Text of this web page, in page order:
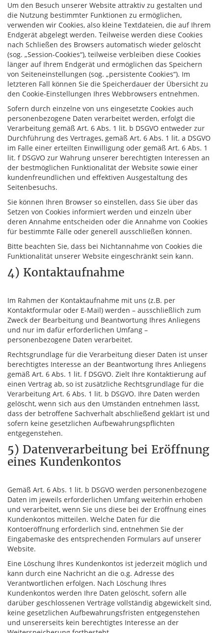
Um den Besuch unserer Website attraktiv zu gestalten und
die Nutzung bestimmter Funktionen zu ermöglichen,
verwenden wir Cookies, also kleine Textdateien, die auf Ihrem
Endgerät abgelegt werden. Teilweise werden diese Cookies
nach Schließen des Browsers automatisch wieder gelöscht
(sog. „Session-Cookies“), teilweise verbleiben diese Cookies
länger auf Ihrem Endgerät und ermöglichen das Speichern
von Seiteneinstellungen (sog. „persistente Cookies“). Im
letzteren Fall können Sie die Speicherdauer der Übersicht zu
den Cookie-Einstellungen Ihres Webbrowsers entnehmen.
Sofern durch einzelne von uns eingesetzte Cookies auch
personenbezogene Daten verarbeitet werden, erfolgt die
Verarbeitung gemäß Art. 6 Abs. 1 lit. b DSGVO entweder zur
Durchführung des Vertrages, gemäß Art. 6 Abs. 1 lit. a DSGVO
im Falle einer erteilten Einwilligung oder gemäß Art. 6 Abs. 1
lit. f DSGVO zur Wahrung unserer berechtigten Interessen an
der bestmöglichen Funktionalität der Website sowie einer
kundenfreundlichen und effektiven Ausgestaltung des
Seitenbesuchs.
Sie können Ihren Browser so einstellen, dass Sie über das
Setzen von Cookies informiert werden und einzeln über
deren Annahme entscheiden oder die Annahme von Cookies
für bestimmte Fälle oder generell ausschließen können.
Bitte beachten Sie, dass bei Nichtannahme von Cookies die
Funktionalität unserer Website eingeschränkt sein kann.
4) Kontaktaufnahme
Im Rahmen der Kontaktaufnahme mit uns (z.B. per
Kontaktformular oder E-Mail) werden – ausschließlich zum
Zweck der Bearbeitung und Beantwortung Ihres Anliegens
und nur im dafür erforderlichen Umfang –
personenbezogene Daten verarbeitet.
Rechtsgrundlage für die Verarbeitung dieser Daten ist unser
berechtigtes Interesse an der Beantwortung Ihres Anliegens
gemäß Art. 6 Abs. 1 lit. f DSGVO. Zielt Ihre Kontaktierung auf
einen Vertrag ab, so ist zusätzliche Rechtsgrundlage für die
Verarbeitung Art. 6 Abs. 1 lit. b DSGVO. Ihre Daten werden
gelöscht, wenn sich aus den Umständen entnehmen lässt,
dass der betroffene Sachverhalt abschließend geklärt ist und
sofern keine gesetzlichen Aufbewahrungspflichten
entgegenstehen.
5) Datenverarbeitung bei Eröffnung
eines Kundenkontos
Gemäß Art. 6 Abs. 1 lit. b DSGVO werden personenbezogene
Daten im jeweils erforderlichen Umfang weiterhin erhoben
und verarbeitet, wenn Sie uns diese bei der Eröffnung eines
Kundenkontos mitteilen. Welche Daten für die
Kontoeröffnung erforderlich sind, entnehmen Sie der
Eingabemaske des entsprechenden Formulars auf unserer
Website.
Eine Löschung Ihres Kundenkontos ist jederzeit möglich und
kann durch eine Nachricht an die o.g. Adresse des
Verantwortlichen erfolgen. Nach Löschung Ihres
Kundenkontos werden Ihre Daten gelöscht, sofern alle
darüber geschlossenen Verträge vollständig abgewickelt sind,
keine gesetzlichen Aufbewahrungsfristen entgegenstehen
und unsererseits kein berechtigtes Interesse an der